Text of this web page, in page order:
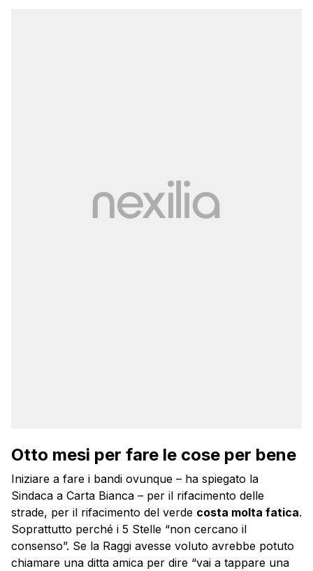
Otto mesi per fare le cose per bene
Iniziare a fare i bandi ovunque – ha spiegato la
Sindaca a Carta Bianca – per il rifacimento delle
strade, per il rifacimento del verde costa molta fatica.
Soprattutto perché i 5 Stelle “non cercano il
consenso”. Se la Raggi avesse voluto avrebbe potuto
chiamare una ditta amica per dire “vai a tappare una